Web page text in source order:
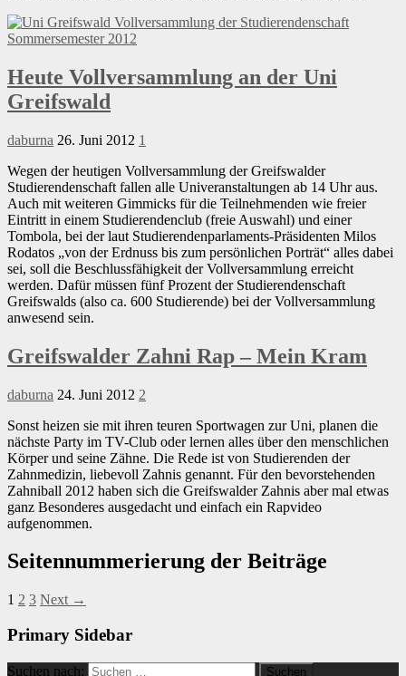
Heute Vollversammlung an der Uni
Greifswald
daburna 26. Juni 2012 1
Wegen der heutigen Vollversammlung der Greifswalder
Studierendenschaft fallen alle Univeranstaltungen ab 14 Uhr aus.
Auch mit weiteren Gimmicks für die Teilnehmenden wie freier
Eintritt in einem Studierendenclub (freie Auswahl) und einer
Tombola, bei der laut Studierendenparlaments-Präsidenten Milos
Rodatos „von der Erdnuss bis zum persönlichen Porträt“ alles dabei
sei, soll die Beschlussfähigkeit der Vollversammlung erreicht
werden. Dafür müssen fünf Prozent der Studierendenschaft
Greifswalds (also ca. 600 Studierende) bei der Vollversammlung
anwesend sein.
Greifswalder Zahni Rap – Mein Kram
daburna 24. Juni 2012 2
Sonst heizen sie mit ihren teuren Sportwagen zur Uni, planen die
nächste Party im TV-Club oder lernen alles über den menschlichen
Körper und seine Zähne. Die Rede ist von Studierenden der
Zahnmedizin, liebevoll Zahnis genannt. Für den bevorstehenden
Zahniball 2012 haben sich die Greifswalder Zahnis aber mal etwas
ganz Besonderes ausgedacht und einfach ein Rapvideo
aufgenommen.
Seitennummerierung der Beiträge
1 2 3 Next →
Primary Sidebar
Suchen nach: